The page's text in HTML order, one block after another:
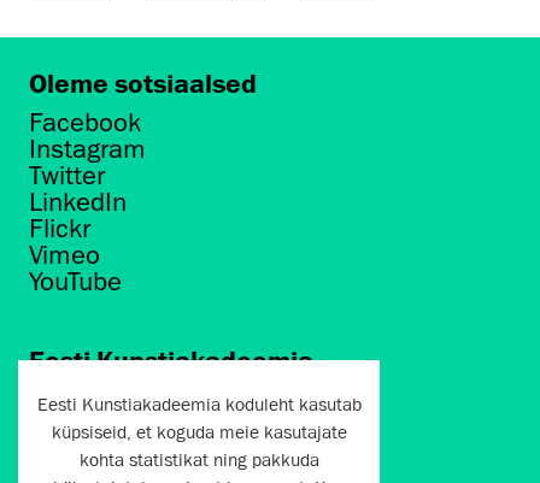
Oleme sotsiaalsed
Facebook
Instagram
Twitter
LinkedIn
Flickr
Vimeo
YouTube
Eesti Kunstiakadeemia
Põhja puiestee 7
Tallinn 10412
artun@artun.ee
Eesti Kunstiakadeemia koduleht kasutab
küpsiseid, et koguda meie kasutajate
kohta statistikat ning pakkuda